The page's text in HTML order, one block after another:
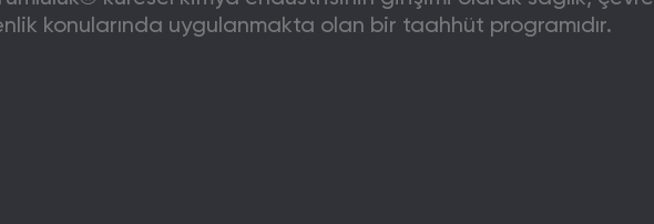
konularında uygulanmakta olan bir taahhüt programıdır.